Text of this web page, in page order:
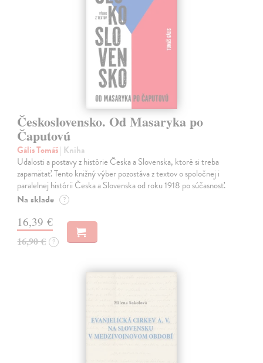
Československo. Od Masaryka po
Čaputovú
Gális Tomáš| Kniha
Udalosti a postavy z histórie Česka a Slovenska, ktoré si treba
zapamätať. Tento knižný výber pozostáva z textov o spoločnej i
paralelnej histórii Česka a Slovenska od roku 1918 po súčasnosť.
Na sklade ?
16,39 €
16,90 € ?